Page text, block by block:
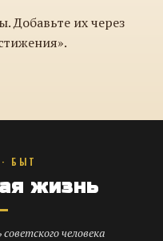
Добавьте их через
БЫТ
жизнь
человека